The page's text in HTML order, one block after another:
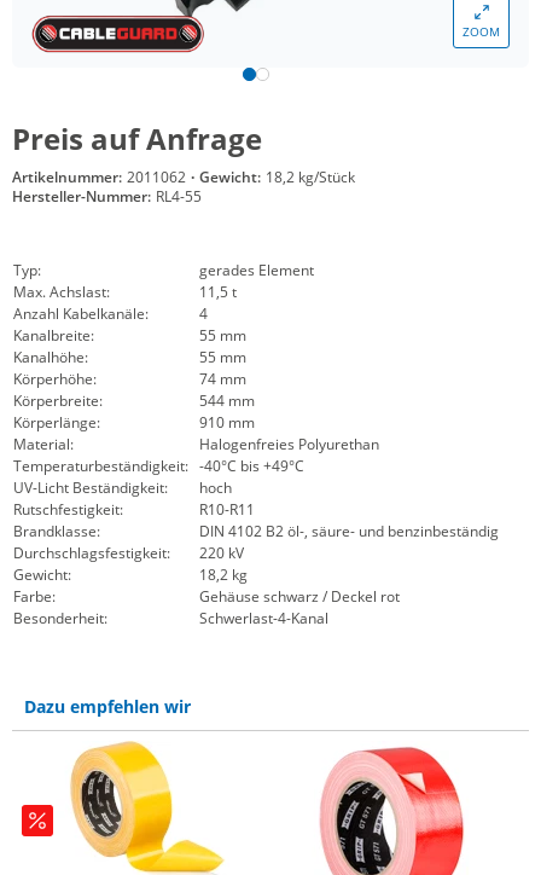
ZOOM
Preis auf Anfrage
Artikelnummer: 2011062 · Gewicht: 18,2 kg/Stück
Hersteller-Nummer: RL4-55
Typ:
gerades Element
Max. Achslast:
11,5 t
Anzahl Kabelkanäle:
4
Kanalbreite:
55 mm
Kanalhöhe:
55 mm
Körperhöhe:
74 mm
Körperbreite:
544 mm
Körperlänge:
910 mm
Material:
Halogenfreies Polyurethan
Temperaturbeständigkeit: -40°C bis +49°C
UV-Licht Beständigkeit:
hoch
Rutschfestigkeit:
R10-R11
Brandklasse:
DIN 4102 B2 öl-, säure- und benzinbeständig
Durchschlagsfestigkeit:
220 kV
Gewicht:
18,2 kg
Farbe:
Gehäuse schwarz / Deckel rot
Besonderheit:
Schwerlast-4-Kanal
Dazu empfehlen wir